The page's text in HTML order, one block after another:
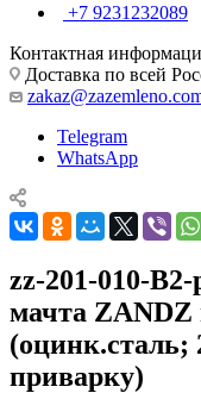
+7 9231232089
Контактная
Доставка по всей
Telegram
WhatsApp
zz-201-010-
мачта
(оцинк.сталь;
приварку)